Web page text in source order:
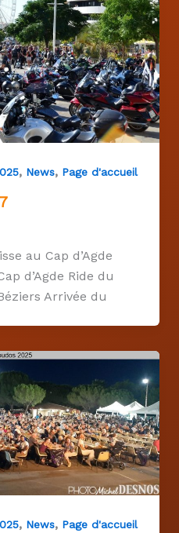
, News, Page d'accueil
au Cap d’Agde
d’Agde Ride du
Arrivée du
, News, Page d'accueil